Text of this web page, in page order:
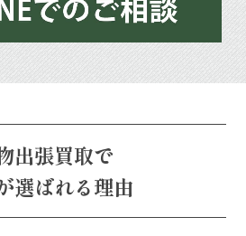
出張買取で
選ばれる理由